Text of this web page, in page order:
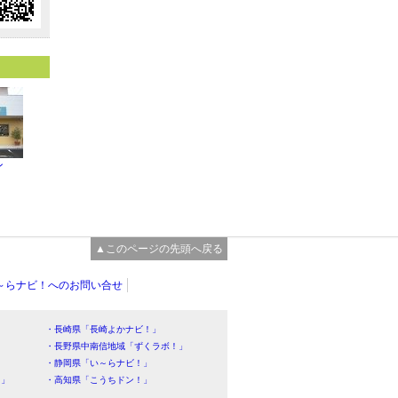
▲このページの先頭へ戻る
らナビ！へのお問い合せ
・長崎県「長崎よかナビ！」
・長野県中南信地域「ずくラボ！」
・静岡県「い～らナビ！」
・高知県「こうちドン！」